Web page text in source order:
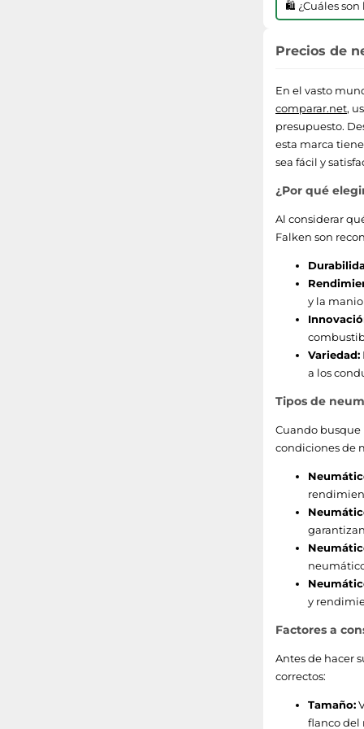
🛍️ ¿Cuáles
Precios de
En el vasto
comparar.net,
presupuesto.
esta marca
sea fácil y
¿Por qué
Al considerar
Falken son
y la
Variedad:
a los
Tipos de
Cuando busque
condiciones de
y
Factores a
Antes de hacer
correctos:
Tamaño:
flanco del